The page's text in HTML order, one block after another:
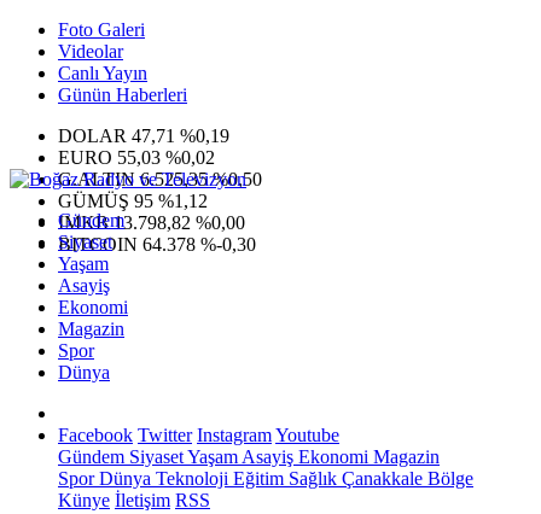
Foto Galeri
Videolar
Canlı Yayın
Günün Haberleri
DOLAR 47,71 %0,19
EURO 55,03 %0,02
G.ALTIN6.525,35 %0,50
GÜMÜŞ 95 %1,12
IMKB13.798,82 %0,00
BITCOIN 64.378 %-0,30
Gündem
Siyaset
Yaşam
Asayiş
Ekonomi
Magazin
Spor
Dünya
Facebook Twitter InstagramYoutube
Gündem SiyasetYaşam Asayiş Ekonomi Magazin
SporDünya Teknoloji Eğitim Sağlık Çanakkale Bölge
Künye İletişim RSS